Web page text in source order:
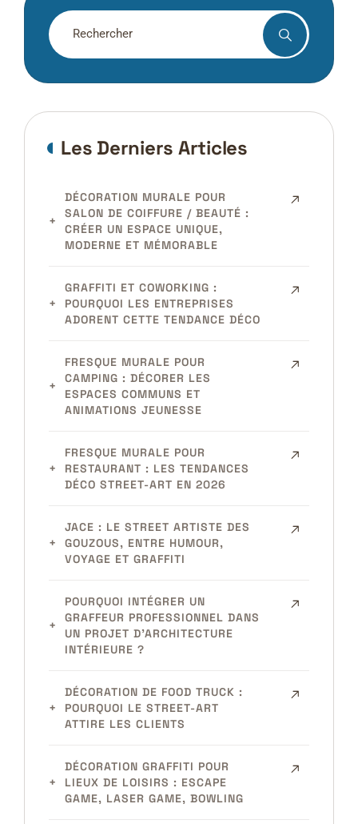
Les Derniers Articles
DÉCORATION MURALE POUR
SALON DE COIFFURE / BEAUTÉ :
CRÉER UN ESPACE UNIQUE,
MODERNE ET MÉMORABLE
GRAFFITI ET COWORKING :
POURQUOI LES ENTREPRISES
ADORENT CETTE TENDANCE DÉCO
FRESQUE MURALE POUR
CAMPING : DÉCORER LES
ESPACES COMMUNS ET
ANIMATIONS JEUNESSE
FRESQUE MURALE POUR
RESTAURANT : LES TENDANCES
DÉCO STREET-ART EN 2026
JACE : LE STREET ARTISTE DES
GOUZOUS, ENTRE HUMOUR,
VOYAGE ET GRAFFITI
POURQUOI INTÉGRER UN
GRAFFEUR PROFESSIONNEL DANS
UN PROJET D’ARCHITECTURE
INTÉRIEURE ?
DÉCORATION DE FOOD TRUCK :
POURQUOI LE STREET-ART
ATTIRE LES CLIENTS
DÉCORATION GRAFFITI POUR
LIEUX DE LOISIRS : ESCAPE
GAME, LASER GAME, BOWLING